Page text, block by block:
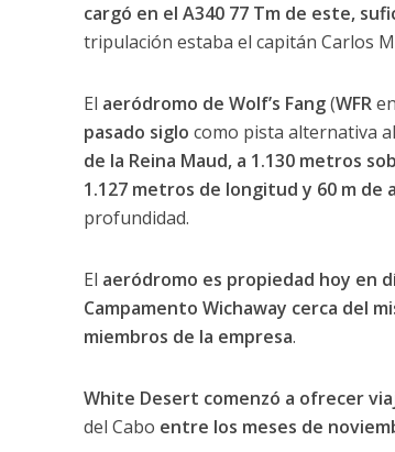
cargó en el A340 77 Tm de este,
tripulación estaba el capitán Carlos
El aeródromo de Wolf’s Fang(WFR
pasado siglo como pista alternativa
de la Reina Maud, a 1.130 metros
1.127 metros de longitud y 60 m de
profundidad.
El aeródromo es propiedad hoy en
Campamento Wichaway cerca del
miembros de la empresa.
White Desert comenzó a ofrecer
del Cabo entre los meses de